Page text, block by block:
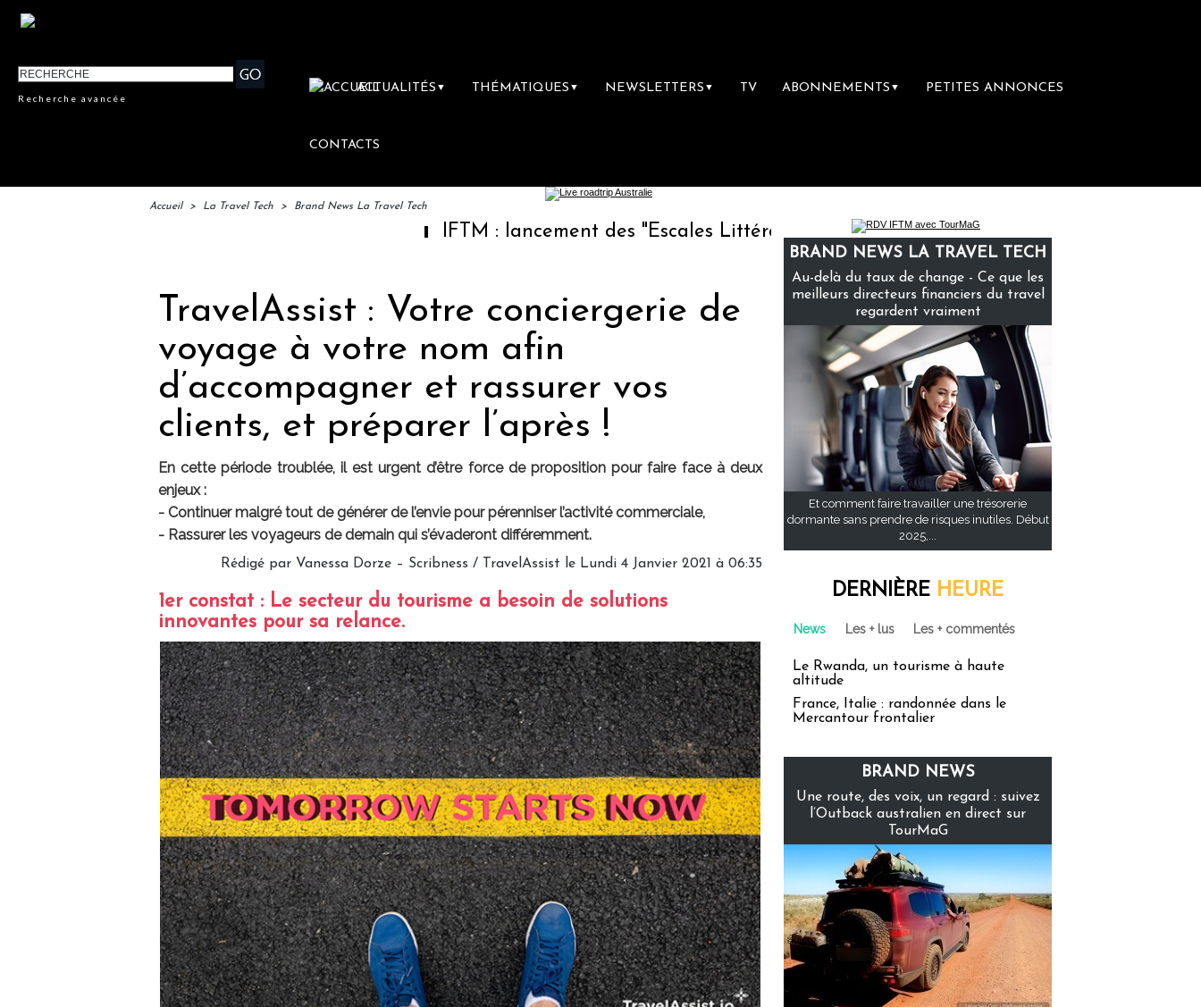
Recherche avancée
ACTUALITÉS ▼ THÉMATIQUES ▼ NEWSLETTERS ▼ TV ABONNEMENTS ▼ PETITES ANNONCES
CONTACTS
Accueil > La Travel Tech > Brand News La Travel Tech
IFTM : lancement des "Escales Littéraires", la première librairie du voyage
TravelAssist : Votre conciergerie de
voyage à votre nom afin
d’accompagner et rassurer vos
clients, et préparer l’après !
En cette période troublée, il est urgent d’être force de proposition pour faire face à deux
enjeux :
- Continuer malgré tout de générer de l’envie pour pérenniser l’activité commerciale,
- Rassurer les voyageurs de demain qui s’évaderont différemment.
Rédigé par Vanessa Dorze – Scribness / TravelAssist le Lundi 4 Janvier 2021 à 06:35
1er constat : Le secteur du tourisme a besoin de solutions
innovantes pour sa relance.
BRAND NEWS LA TRAVEL TECH
Au-delà du taux de change - Ce que les
meilleurs directeurs financiers du travel
regardent vraiment
Et comment faire travailler une trésorerie
dormante sans prendre de risques inutiles. Début
2025,...
DERNIÈRE HEURE
News Les + lus Les + commentés
Le Rwanda, un tourisme à haute
altitude
France, Italie : randonnée dans le
Mercantour frontalier
BRAND NEWS
Une route, des voix, un regard : suivez
l’Outback australien en direct sur
TourMaG